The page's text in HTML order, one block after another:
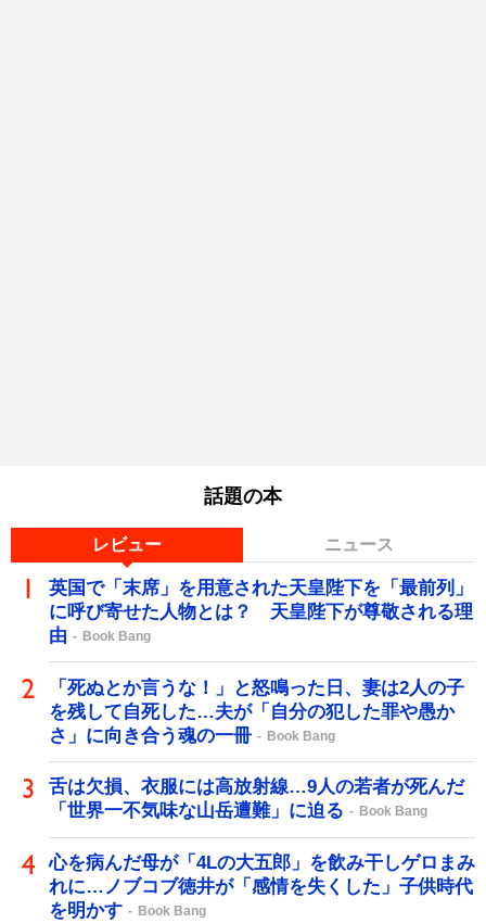
話題の本
レビュー ニュース
英国で「末席」を用意された天皇陛下を「最前列」
に呼び寄せた人物とは？ 天皇陛下が尊敬される理
由
Book Bang
「死ぬとか言うな！」と怒鳴った日、妻は2人の子
を残して自死した…夫が「自分の犯した罪や愚か
さ」に向き合う魂の一冊
Book Bang
舌は欠損、衣服には高放射線…9人の若者が死んだ
「世界一不気味な山岳遭難」に迫る
Book Bang
心を病んだ母が「4Lの大五郎」を飲み干しゲロまみ
れに…ノブコブ徳井が「感情を失くした」子供時代
を明かす
Book Bang